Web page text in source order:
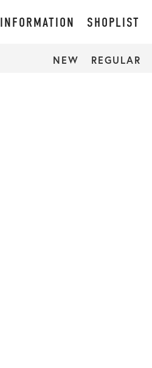
INFORMATION SHOPLIST
NEW REGULAR